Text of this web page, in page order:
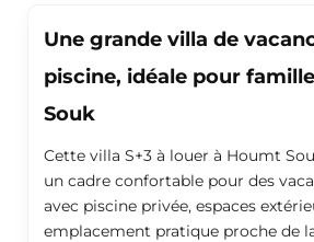
Une grande villa de
piscine, idéale pour
Souk
Cette villa S+3 à louer à Houmt
un cadre confortable pour des
avec piscine privée, espaces
emplacement pratique proche de